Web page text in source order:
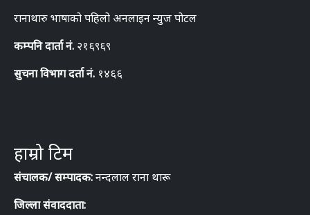
रानाथारु भाषाको पहिलो अनलाइन न्युज पोटल
कम्पनि दार्ता नं. २१६९६९
सुचना विभाग दर्ता नं. १४६६
हाम्रो टिम
संचालक/ सम्पादक:नन्दलाल राना थारू
जिल्ला संवाददाता: